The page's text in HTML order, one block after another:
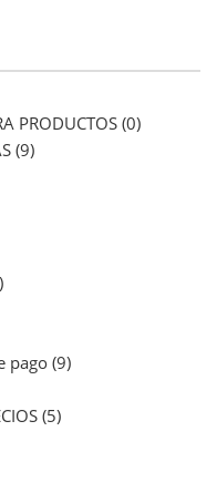
PRODUCTOS (0)
(9)
pago (9)
(5)